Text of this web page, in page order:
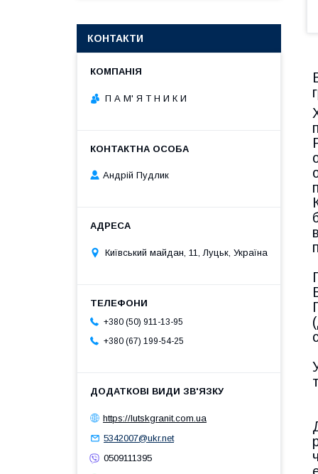
КОНТАКТИ
П А М' Я Т Н И К И
Андрій Пудлик
Київський майдан, 11, Луцьк, Україна
+380 (50) 911-13-95
+380 (67) 199-54-25
https://lutskgranit.com.ua
5342007@ukr.net
0509111395